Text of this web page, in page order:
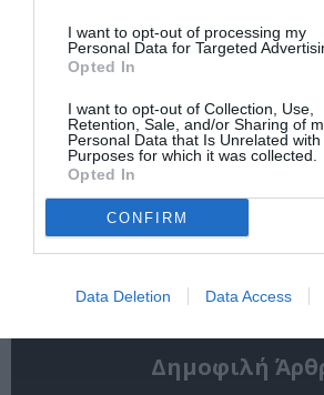
I want to opt-out of processing my
Personal Data for Targeted
Opted In
I want to opt-out of Collection, Use,
Retention, Sale, and/or Sharing of
Personal Data that Is Unrelated
Purposes for which it was collected.
Opted In
CONFIRM
Data Deletion Data Access
Μια φορά και ένας
λύκος: Η
Κοκκινοσκουφίτσα
στο Ευριπίδειο
Θέατρο Σαλαμίνας
Δημοφιλή